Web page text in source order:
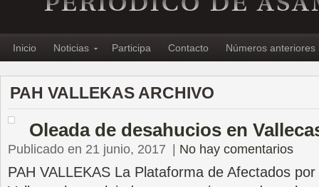
Inicio Noticias Participa Contacto Números anteriores
PAH VALLEKAS ARCHIVO
Oleada de desahucios en
Publicado en 21 junio, 2017 No hay comentarios
PAH VALLEKAS La Plataforma de Afectados